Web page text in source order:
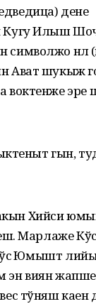
дене
Кугу Илыш
нӧлӧ
Ават шукыж
эре
гын,
Хийси
Марлаже
Юмышт
эн виян
тўняш каен